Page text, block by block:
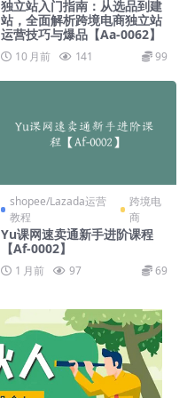
独立站入门指南：从选品到建
站，全面解析跨境电商独立站
运营技巧与爆品【Aa-0062】
10 月前 141 99
shopee/Lazada运营
教程
跨境电
商
Yu课网速卖通新手进阶课程
【Af-0002】
1 月前 97 69